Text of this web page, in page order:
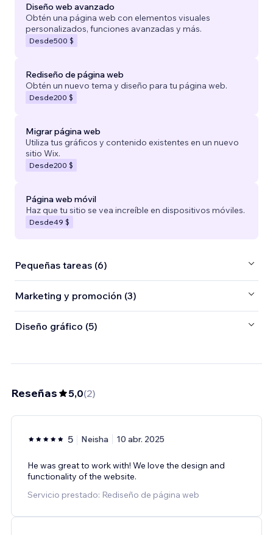
Diseño web avanzado
Obtén una página web con elementos visuales
personalizados, funciones avanzadas y más.
Desde500 $
Rediseño de página web
Obtén un nuevo tema y diseño para tu página web.
Desde200 $
Migrar página web
Utiliza tus gráficos y contenido existentes en un nuevo
sitio Wix.
Desde200 $
Página web móvil
Haz que tu sitio se vea increíble en dispositivos móviles.
Desde49 $
Pequeñas tareas (6)
Marketing y promoción (3)
Diseño gráfico (5)
Reseñas 5,0(2)
5 Neisha 10 abr. 2025
He was great to work with! We love the design and
functionality of the website.
Servicio prestado: Rediseño de página web